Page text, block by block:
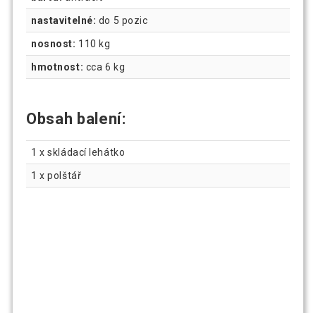
nastavitelné: do 5 pozic
nosnost: 110 kg
hmotnost: cca 6 kg
Obsah balení:
1 x skládací lehátko
1 x polštář